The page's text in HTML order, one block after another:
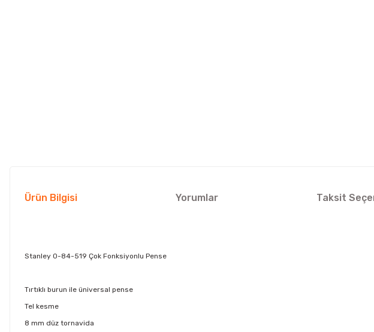
Ürün Bilgisi Yorumlar Taksit
Stanley 0-84-519 Çok Fonksiyonlu Pense
Tırtıklı burun ile üniversal pense
Tel kesme
8 mm düz tornavida